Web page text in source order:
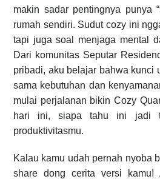
makin sadar pentingnya punya
rumah sendiri. Sudut cozy ini
tapi juga soal menjaga mental
Dari komunitas Seputar
pribadi, aku belajar bahwa kunci
sama kebutuhan dan
mulai perjalanan bikin Cozy
hari ini, siapa tahu ini jadi
produktivitasmu.
Kalau kamu udah pernah nyoba
share dong cerita versi